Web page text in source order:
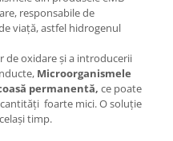
responsabile de
viață, astfel hidrogenul
de oxidare și a introducerii
Microorganismele
permanentă, ce poate
foarte mici. O soluție
timp.